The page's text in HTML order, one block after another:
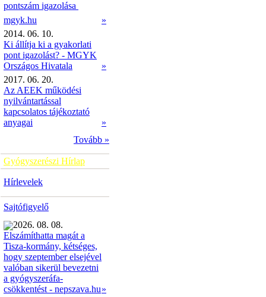
pontszám igazolása 
mgyk.hu
»
2014. 06. 10.
Ki állítja ki a gyakorlati
pont igazolást? - MGYK
Országos Hivatala
»
2017. 06. 20.
Az AEEK működési
nyilvántartással
kapcsolatos tájékoztató
anyagai
»
Tovább »
Gyógyszerészi Hírlap
Hírlevelek
Sajtófigyelő
2026. 08. 08.
Elszámíthatta magát a
Tisza-kormány, kétséges,
hogy szeptember elsejével
valóban sikerül bevezetni
a gyógyszeráfa-
csökkentést - nepszava.hu»